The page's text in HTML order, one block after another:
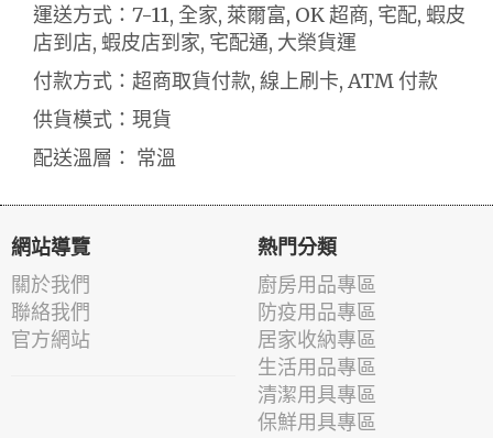
運送方式：7-11, 全家, 萊爾富, OK 超商, 宅配, 蝦皮
店到店, 蝦皮店到家, 宅配通, 大榮貨運
付款方式：超商取貨付款, 線上刷卡, ATM 付款
供貨模式：現貨
配送溫層： 常溫
網站導覽
關於我們
聯絡我們
官方網站
熱門分類
廚房用品專區
防疫用品專區
居家收納專區
生活用品專區
清潔用具專區
保鮮用具專區